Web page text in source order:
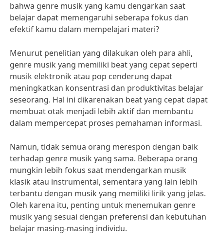
bahwa genre musik yang kamu dengarkan saat
belajar dapat memengaruhi seberapa fokus dan
efektif kamu dalam mempelajari materi?
Menurut penelitian yang dilakukan oleh para ahli,
genre musik yang memiliki beat yang cepat seperti
musik elektronik atau pop cenderung dapat
meningkatkan konsentrasi dan produktivitas belajar
seseorang. Hal ini dikarenakan beat yang cepat dapat
membuat otak menjadi lebih aktif dan membantu
dalam mempercepat proses pemahaman informasi.
Namun, tidak semua orang merespon dengan baik
terhadap genre musik yang sama. Beberapa orang
mungkin lebih fokus saat mendengarkan musik
klasik atau instrumental, sementara yang lain lebih
terbantu dengan musik yang memiliki lirik yang jelas.
Oleh karena itu, penting untuk menemukan genre
musik yang sesuai dengan preferensi dan kebutuhan
belajar masing-masing individu.